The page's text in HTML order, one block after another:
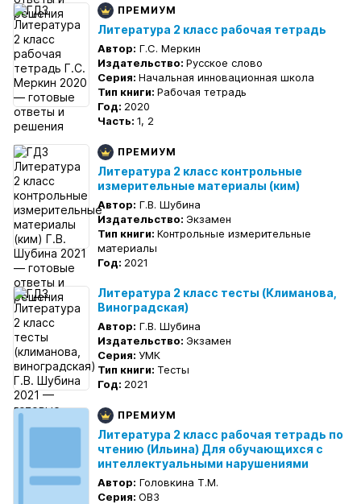
ПРЕМИУМ
Литература 2 класс рабочая тетрадь
Автор: Г.С. Меркин
Издательство: Русское слово
Серия: Начальная инновационная школа
Тип книги: Рабочая тетрадь
Год: 2020
Часть: 1, 2
ПРЕМИУМ
Литература 2 класс контрольные
измерительные материалы (ким)
Автор: Г.В. Шубина
Издательство: Экзамен
Тип книги: Контрольные измерительные
материалы
Год: 2021
Литература 2 класс тесты (Климанова,
Виноградская)
Автор: Г.В. Шубина
Издательство: Экзамен
Серия: УМК
Тип книги: Тесты
Год: 2021
ПРЕМИУМ
Литература 2 класс рабочая тетрадь по
чтению (Ильина) Для обучающихся с
интеллектуальными нарушениями
Автор: Головкина Т.М.
Серия: ОВЗ